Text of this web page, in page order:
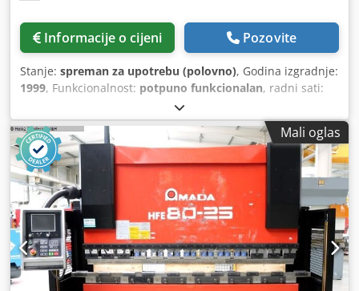
Informacije o cijeni Pozovite
Stanje: spreman za upotrebu (polovno), Godina izgradnje:
1999, Funkcionalnost: potpuno funkcionalan, radni sati:
81 t, ukupna dužina:
ukupna širina:2.180 mm, ukupna visina:2.540 mm,
ukupna masa:5.750 kg , radna širina: 2.550 mm , Oprema:
hitni prekid
Mali oglas